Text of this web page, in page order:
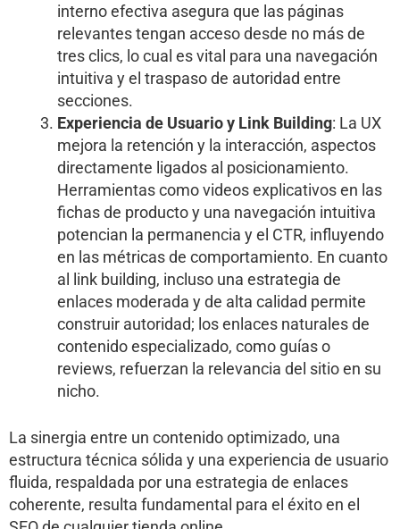
interno efectiva asegura que las páginas
relevantes tengan acceso desde no más de
tres clics, lo cual es vital para una navegación
intuitiva y el traspaso de autoridad entre
secciones.
Experiencia de Usuario y Link Building: La UX
mejora la retención y la interacción, aspectos
directamente ligados al posicionamiento.
Herramientas como videos explicativos en las
fichas de producto y una navegación intuitiva
potencian la permanencia y el CTR, influyendo
en las métricas de comportamiento. En cuanto
al link building, incluso una estrategia de
enlaces moderada y de alta calidad permite
construir autoridad; los enlaces naturales de
contenido especializado, como guías o
reviews, refuerzan la relevancia del sitio en su
nicho.
La sinergia entre un contenido optimizado, una
estructura técnica sólida y una experiencia de usuario
fluida, respaldada por una estrategia de enlaces
coherente, resulta fundamental para el éxito en el